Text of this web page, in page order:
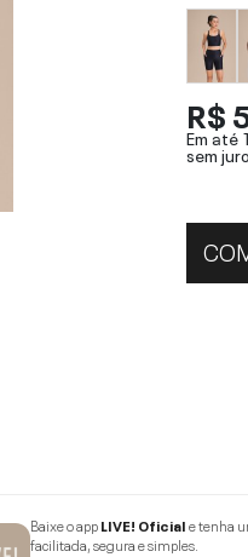
R$
Em até
sem
Baixe o appLIVE! Oficiale tenha
facilitada, segura e simples.